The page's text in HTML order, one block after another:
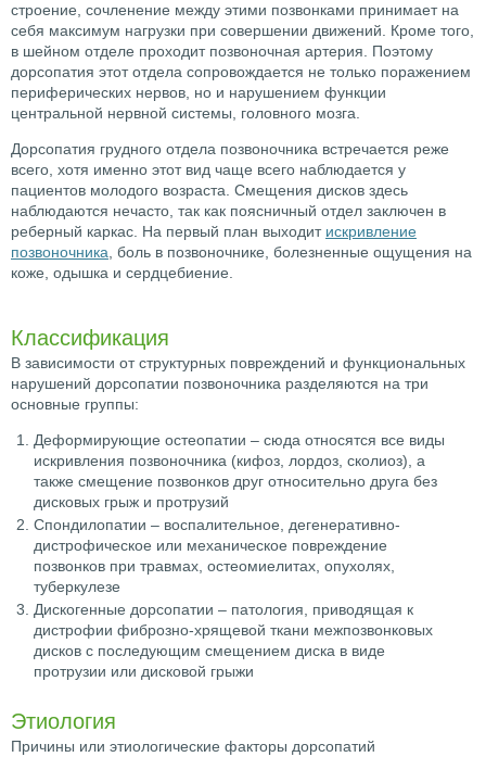
строение, сочленение между этими позвонками принимает на
себя максимум нагрузки при совершении движений. Кроме того,
в шейном отделе проходит позвоночная артерия. Поэтому
дорсопатия этот отдела сопровождается не только поражением
периферических нервов, но и нарушением функции
центральной нервной системы, головного мозга.
Дорсопатия грудного отдела позвоночника встречается реже
всего, хотя именно этот вид чаще всего наблюдается у
пациентов молодого возраста. Смещения дисков здесь
наблюдаются нечасто, так как поясничный отдел заключен в
реберный каркас. На первый план выходит искривление
позвоночника, боль в позвоночнике, болезненные ощущения на
коже, одышка и сердцебиение.
Классификация
В зависимости от структурных повреждений и функциональных
нарушений дорсопатии позвоночника разделяются на три
основные группы:
Деформирующие остеопатии – сюда относятся все виды
искривления позвоночника (кифоз, лордоз, сколиоз), а
также смещение позвонков друг относительно друга без
дисковых грыж и протрузий
Спондилопатии – воспалительное, дегенеративно-
дистрофическое или механическое повреждение
позвонков при травмах, остеомиелитах, опухолях,
туберкулезе
Дискогенные дорсопатии – патология, приводящая к
дистрофии фиброзно-хрящевой ткани межпозвонковых
дисков с последующим смещением диска в виде
протрузии или дисковой грыжи
Этиология
Причины или этиологические факторы дорсопатий